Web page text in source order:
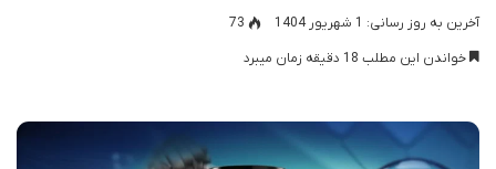
آخرین به روز رسانی: 1 شهریور 1404
73
خواندن این مطلب 18 دقیقه زمان میبرد